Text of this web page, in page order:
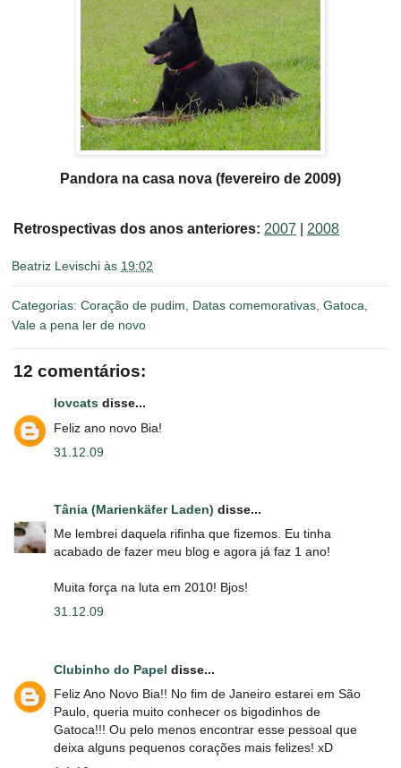
Pandora na casa nova (fevereiro de 2009)
Retrospectivas dos anos anteriores: 2007 2008
Beatriz Levischi às 19:02
Categorias: Coração de pudim Datas comemorativas Gatoca
Vale a pena ler de novo
12 comentários:
lovcats disse...
Feliz ano novo Bia!
31.12.09
Tânia (Marienkäfer Laden) disse...
Me lembrei daquela rifinha que fizemos. Eu tinha
acabado de fazer meu blog e agora já faz 1 ano!
Muita força na luta em 2010! Bjos!
31.12.09
Clubinho do Papel disse...
Feliz Ano Novo Bia!! No fim de Janeiro estarei em São
Paulo, queria muito conhecer os bigodinhos de
Gatoca!!! Ou pelo menos encontrar esse pessoal que
deixa alguns pequenos corações mais felizes! xD